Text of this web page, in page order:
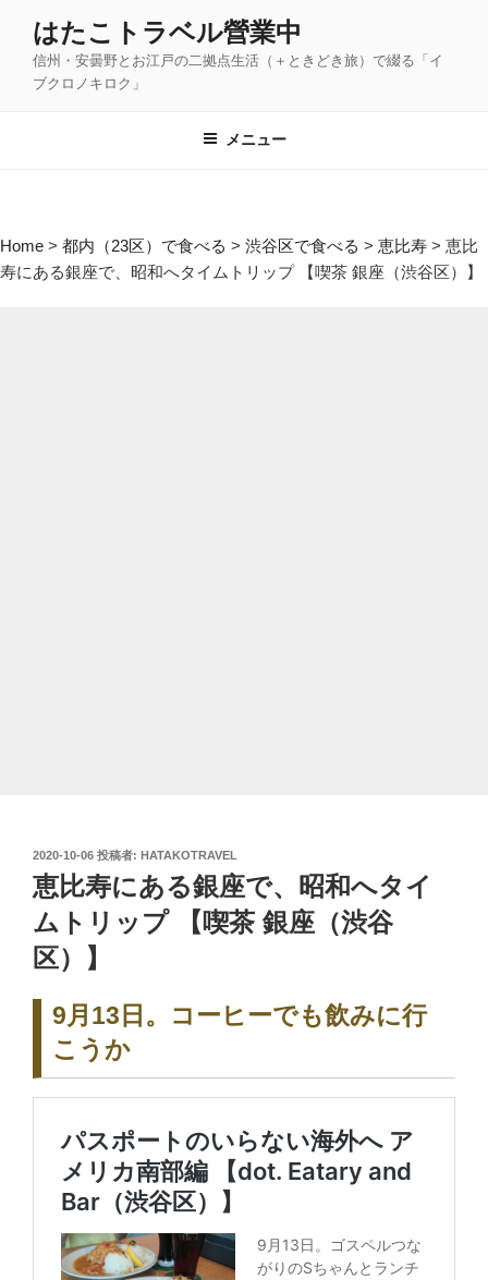
プ
はたこトラベル營業中
信州・安曇野とお江戸の二拠点生活（＋ときどき旅）で綴る「イ
ブクロノキロク」
メニュー
Home > 都内（23区）で食べる > 渋谷区で食べる > 恵比寿 > 恵比
寿にある銀座で、昭和へタイムトリップ 【喫茶 銀座（渋谷区）】
投
稿
日:
2020-10-06 投稿者: HATAKOTRAVEL
恵比寿にある銀座で、昭和へタイ
ムトリップ 【喫茶 銀座（渋谷
区）】
9月13日。コーヒーでも飲みに行
こうか